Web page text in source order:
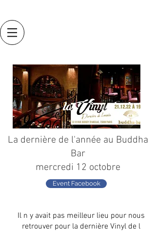
La dernière de l'année au Buddha
Bar
mercredi 12 octobre
Event Facebook
Il n y avait pas meilleur lieu pour nous
retrouver pour la dernière Vinyl de l